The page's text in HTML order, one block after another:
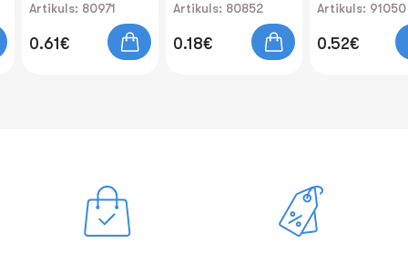
Artikuls: 80971
0.61€
Artikuls: 80852
0.18€
Artikuls: 91050
0.52€